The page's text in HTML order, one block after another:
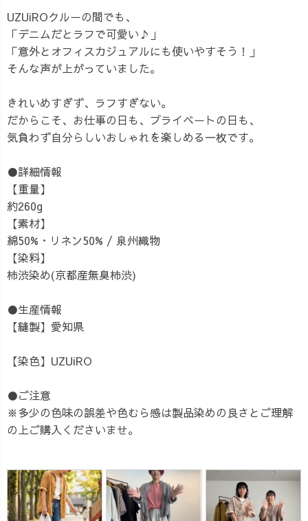
UZUiROクルーの間でも、
「デニムだとラフで可愛い♪」
「意外とオフィスカジュアルにも使いやすそう！」
そんな声が上がっていました。
きれいめすぎず、ラフすぎない。
だからこそ、お仕事の日も、プライベートの日も、
気負わず自分らしいおしゃれを楽しめる一枚です。
●詳細情報
【重量】
約260g
【素材】
綿50%・リネン50% / 泉州織物
【染料】
柿渋染め(京都産無臭柿渋)
●生産情報
【縫製】愛知県
【染色】UZUiRO
●ご注意
※多少の色味の誤差や色むら感は製品染めの良さとご理解
の上ご購入くださいませ。